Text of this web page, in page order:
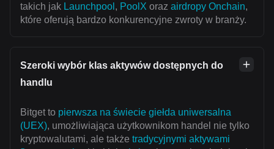
takich jak Launchpool , PoolX oraz airdropy Onchain,
które oferują bardzo konkurencyjne zwroty w branży.
Szeroki wybór klas aktywów dostępnych do
handlu
Bitget to pierwsza na świecie giełda uniwersalna
(UEX), umożliwiająca użytkownikom handel nie tylko
kryptowalutami, ale także tradycyjnymi aktywami